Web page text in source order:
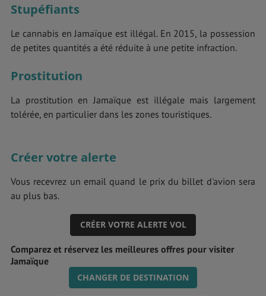
Stupéfiants
Le cannabis en Jamaïque est illégal. En 2015, la possession
de petites quantités a été réduite à une petite infraction.
Prostitution
La prostitution en Jamaïque est illégale mais largement
tolérée, en particulier dans les zones touristiques.
Créer votre alerte
Vous recevrez un email quand le prix du billet d'avion sera
au plus bas.
CRÉER VOTRE ALERTE VOL
Comparez et réservez les meilleures offres pour visiter
Jamaïque
CHANGER DE DESTINATION